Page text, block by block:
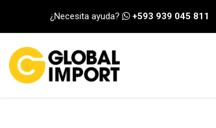
¿Necesita ayuda? +593 939 045 811